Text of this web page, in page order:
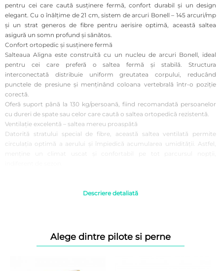
pentru cei care caută susținere fermă, confort durabil și un design
elegant. Cu o înălțime de 21 cm, sistem de arcuri Bonell – 145 arcuri/mp
și un strat generos de fibre pentru aerisire optimă, această saltea
asigură un somn profund și sănătos.
Confort ortopedic și susținere fermă
Salteaua Aligna este construită cu un nucleu de arcuri Bonell, ideal
pentru cei care preferă o saltea fermă și stabilă. Structura
interconectată distribuie uniform greutatea corpului, reducând
punctele de presiune și menținând coloana vertebrală într-o poziție
corectă.
Oferă suport până la 130 kg/persoană, fiind recomandată persoanelor
cu dureri de spate sau celor care caută o saltea ortopedică rezistentă.
Ventilație excelentă – saltea mereu proaspătă
Datorită stratului special de fibre, această saltea ventilată permite
circulația optimă a aerului și împiedică acumularea umidității. Astfel,
oricărui tip de dormitor. Husa moale și rezistentă oferă senzație plăcută
Caracteristici tehnice
Sistem de arcuri Bonell din oțel, 145 arcuri/mp
Descriere detaliată
Alege dintre pilote si perne